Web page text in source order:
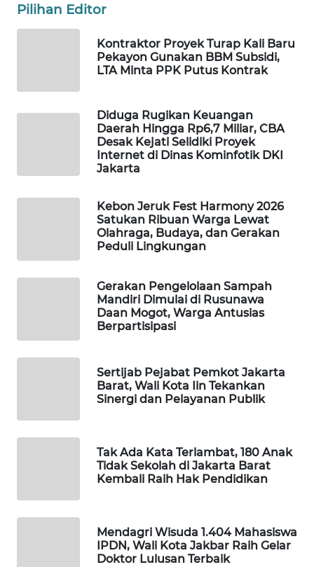
Pilihan Editor
Kontraktor Proyek Turap Kali Baru
Pekayon Gunakan BBM Subsidi,
LTA Minta PPK Putus Kontrak
Diduga Rugikan Keuangan
Daerah Hingga Rp6,7 Miliar, CBA
Desak Kejati Selidiki Proyek
Internet di Dinas Kominfotik DKI
Jakarta
Kebon Jeruk Fest Harmony 2026
Satukan Ribuan Warga Lewat
Olahraga, Budaya, dan Gerakan
Peduli Lingkungan
Gerakan Pengelolaan Sampah
Mandiri Dimulai di Rusunawa
Daan Mogot, Warga Antusias
Berpartisipasi
Sertijab Pejabat Pemkot Jakarta
Barat, Wali Kota Iin Tekankan
Sinergi dan Pelayanan Publik
Tak Ada Kata Terlambat, 180 Anak
Tidak Sekolah di Jakarta Barat
Kembali Raih Hak Pendidikan
Mendagri Wisuda 1.404 Mahasiswa
IPDN, Wali Kota Jakbar Raih Gelar
Doktor Lulusan Terbaik
LAPAK
KELISTRIKAN
MARTABAT
NET
LKKI